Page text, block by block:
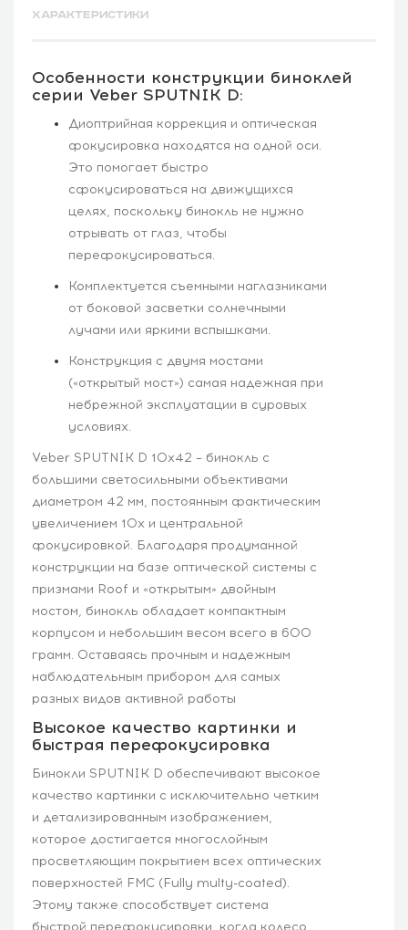
ХАРАКТЕРИСТИКИ
Особенности конструкции биноклей
серии Veber SPUTNIK D:
Диоптрийная коррекция и оптическая
фокусировка находятся на одной оси.
Это помогает быстро
сфокусироваться на движущихся
целях, поскольку бинокль не нужно
отрывать от глаз, чтобы
перефокусироваться.
Комплектуется съемными наглазниками
от боковой засветки солнечными
лучами или яркими вспышками.
Конструкция с двумя мостами
(«открытый мост») самая надежная при
небрежной эксплуатации в суровых
условиях.
Veber SPUTNIK D 10х42 – бинокль с
большими светосильными объективами
диаметром 42 мм, постоянным фактическим
увеличением 10х и центральной
фокусировкой. Благодаря продуманной
конструкции на базе оптической системы с
призмами Roof и «открытым» двойным
мостом, бинокль обладает компактным
корпусом и небольшим весом всего в 600
грамм. Оставаясь прочным и надежным
наблюдательным прибором для самых
разных видов активной работы
Высокое качество картинки и
быстрая перефокусировка
Бинокли SPUTNIK D обеспечивают высокое
качество картинки с исключительно четким
и детализированным изображением,
которое достигается многослойным
просветляющим покрытием всех оптических
поверхностей FMC (Fully multy-coated).
Этому также способствует система